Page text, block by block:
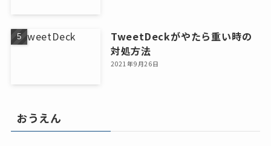
TweetDeckがやたら重い時の
対処方法
2021年9月26日
おうえん